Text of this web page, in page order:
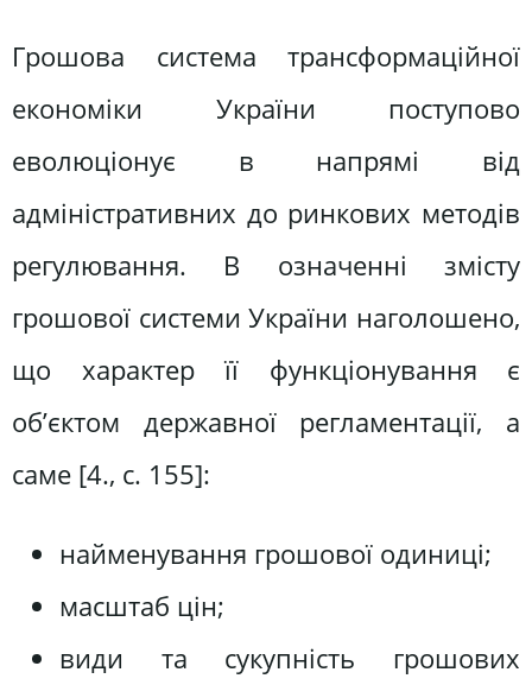
Грошова система трансформаційної
економіки України поступово
еволюціонує в напрямі від
адміністративних до ринкових методів
регулювання. В означенні змісту
грошової системи України наголошено,
що характер її функціонування є
об’єктом державної регламентації, а
саме [4., c. 155]:
найменування грошової одиниці;
масштаб цін;
види та сукупність грошових